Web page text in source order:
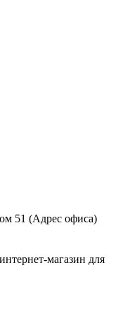
51 (Адрес офиса)
магазин для